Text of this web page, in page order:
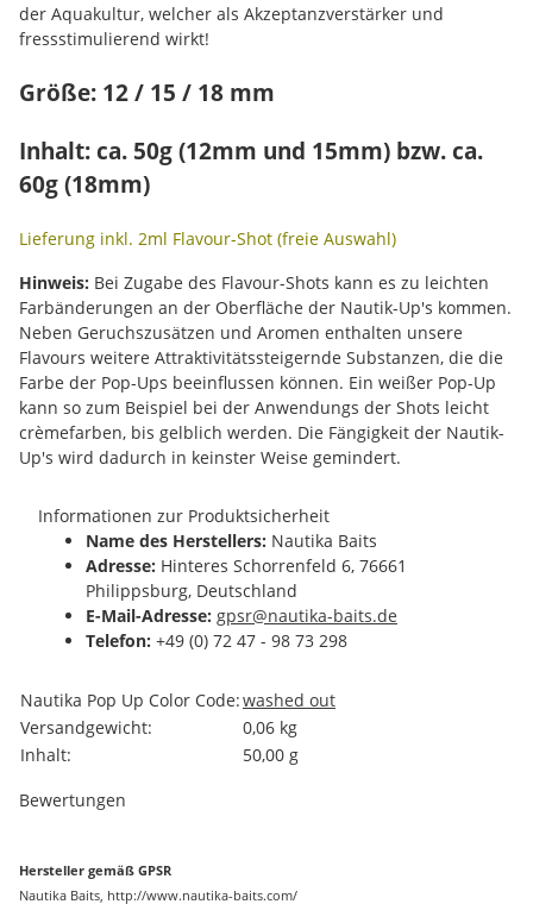
der Aquakultur, welcher als Akzeptanzverstärker und
fressstimulierend wirkt!
Größe: 12 / 15 / 18 mm
Inhalt: ca. 50g (12mm und 15mm) bzw. ca.
60g (18mm)
Lieferung inkl. 2ml Flavour-Shot (freie Auswahl)
Hinweis: Bei Zugabe des Flavour-Shots kann es zu leichten
Farbänderungen an der Oberfläche der Nautik-Up's kommen.
Neben Geruchszusätzen und Aromen enthalten unsere
Flavours weitere Attraktivitätssteigernde Substanzen, die die
Farbe der Pop-Ups beeinflussen können. Ein weißer Pop-Up
kann so zum Beispiel bei der Anwendungs der Shots leicht
crèmefarben, bis gelblich werden. Die Fängigkeit der Nautik-
Up's wird dadurch in keinster Weise gemindert.
Informationen zur Produktsicherheit
Name des Herstellers: Nautika Baits
Adresse: Hinteres Schorrenfeld 6, 76661
Philippsburg, Deutschland
E-Mail-Adresse: gpsr@nautika-baits.de
Telefon: +49 (0) 72 47 - 98 73 298
Produkteigenschaft
Wert
Nautika Pop Up Color Code:washed out
Versandgewicht:
0,06 kg
Inhalt:
50,00 g
Bewertungen
Hersteller gemäß GPSR
Nautika Baits, http://www.nautika-baits.com/